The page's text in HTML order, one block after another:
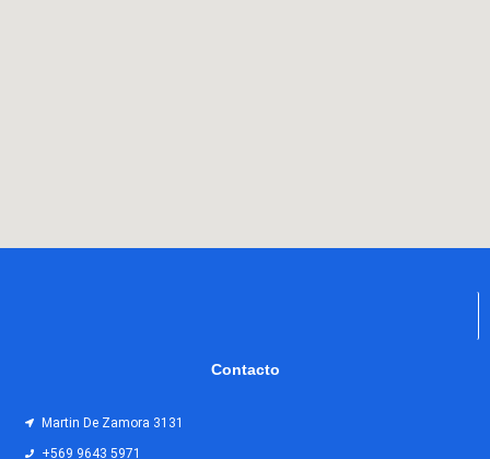
Contacto
Martin De Zamora 3131
+569 9643 5971